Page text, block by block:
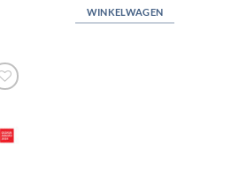
WINKELWAGEN